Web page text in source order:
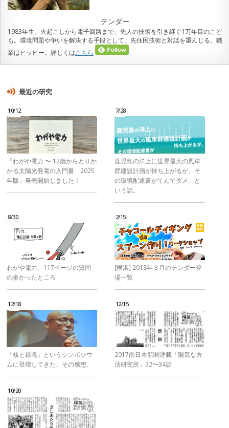
テンダー
1983年生。火起こしから電子回路まで、先人の技術を引き継ぐ1万年目のこど
も。環境問題や争いを解決する手段として、先住民技術と対話を重んじる。職
業はヒッピー。詳しくは こちら
最近の研究
10/12
「わがや電力 〜 12歳からとりか
かる太陽光発電の入門書 2025
年版」発売開始しました！
7/28
鹿児島の洋上に世界最大の風車
群建設計画が持ち上がるが、そ
の環境配慮書がてんでダメ、と
いう話。
8/30
わがや電力、117ページの質問
の多かったところ
2/15
[横浜] 2018年３月のテンダー登
場一覧
12/18
「核と鎮魂」というシンポジウ
ムに登壇してきた、その感想。
12/15
2017南日本新聞連載「陽気な方
法研究所」32〜34話
10/20